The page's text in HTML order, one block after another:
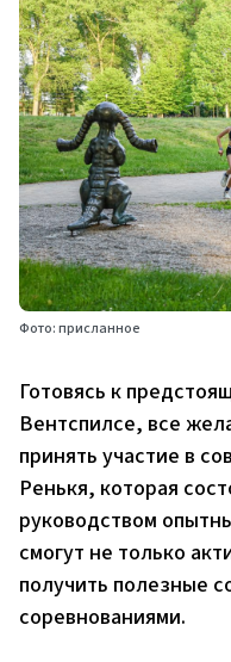
Фото: присланное
Готовясь к
Вентспилсе, все
принять участие в
Ренькя, которая
руководством
смогут не только
получить полезные
соревнованиями.